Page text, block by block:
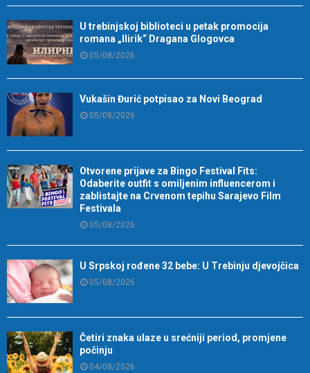
U trebinjskoj biblioteci u petak promocija
romana „Ilirik“ Dragana Glogovca
05/08/2026
Vukašin Đurić potpisao za Novi Beograd
05/08/2026
Otvorene prijave za Bingo Festival Fits:
Odaberite outfit s omiljenim influencerom i
zablistajte na Crvenom tepihu Sarajevo Film
Festivala
05/08/2026
U Srpskoj rođene 32 bebe: U Trebinju djevojčica
05/08/2026
Četiri znaka ulaze u srećniji period, promjene
počinju
04/08/2026